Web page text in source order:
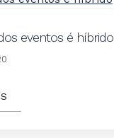
eventos é híbrido